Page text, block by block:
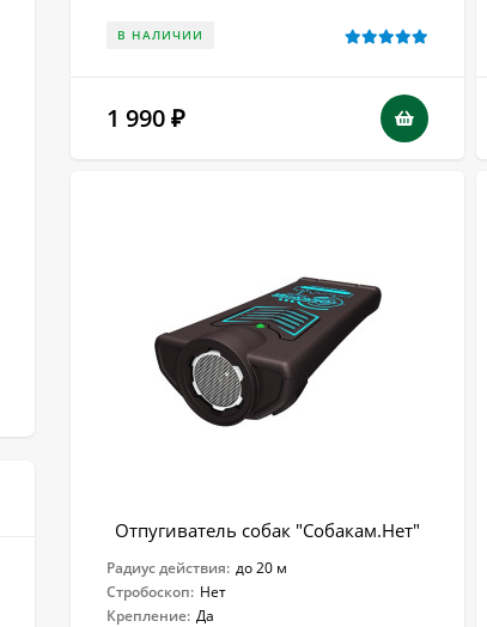
В НАЛИЧИИ
1 990 ₽
Отпугиватель собак "Собакам.Нет"
Радиус действия: до 20 м
Стробоскоп: Нет
Крепление: Да